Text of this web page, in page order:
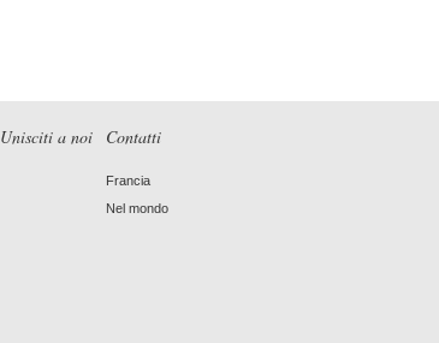
Unisciti a noi Contatti
Francia
Nel mondo